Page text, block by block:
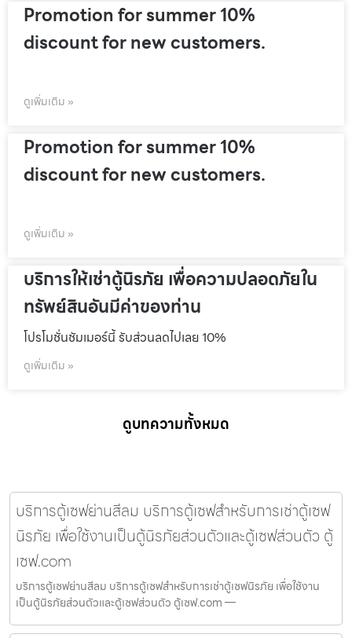
Promotion for summer 10%
discount for new customers.
ดูเพิ่มเติม »
Promotion for summer 10%
discount for new customers.
ดูเพิ่มเติม »
บริการให้เช่าตู้นิรภัย เพื่อความปลอดภัยใน
ทรัพย์สินอันมีค่าของท่าน
โปรโมชั่นชัมเมอร์นี้ รับส่วนลดไปเลย 10%
ดูเพิ่มเติม »
ดูบทความทั้งหมด
บริการตู้เซฟย่านสีลม บริการตู้เซฟสำหรับการเช่าตู้เซฟ
นิรภัย เพื่อใช้งานเป็นตู้นิรภัยส่วนตัวและตู้เซฟส่วนตัว ตู้
เซฟ.com
บริการตู้เซฟย่านสีลม บริการตู้เซฟสำหรับการเช่าตู้เซฟนิรภัย เพื่อใช้งาน
เป็นตู้นิรภัยส่วนตัวและตู้เซฟส่วนตัว ตู้เซฟ.com —